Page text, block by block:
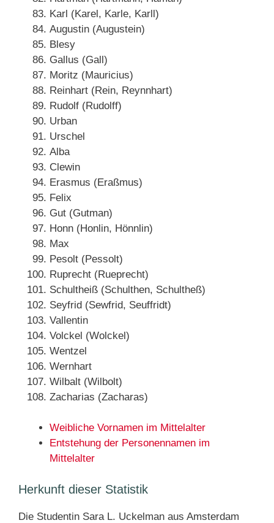
Karl (Karel, Karle, Karll)
Augustin (Augustein)
Blesy
Gallus (Gall)
Moritz (Mauricius)
Reinhart (Rein, Reynnhart)
Rudolf (Rudolff)
Urban
Urschel
Alba
Clewin
Erasmus (Eraßmus)
Felix
Gut (Gutman)
Honn (Honlin, Hönnlin)
Max
Pesolt (Pessolt)
Ruprecht (Rueprecht)
Schultheiß (Schulthen, Schultheß)
Seyfrid (Sewfrid, Seuffridt)
Vallentin
Volckel (Wolckel)
Wentzel
Wernhart
Wilbalt (Wilbolt)
Zacharias (Zacharas)
Weibliche Vornamen im Mittelalter
Entstehung der Personennamen im
Mittelalter
Herkunft dieser Statistik
Die Studentin Sara L. Uckelman aus Amsterdam